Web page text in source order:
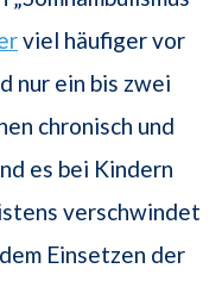
viel häufiger vor
nur ein bis zwei
chronisch und
es bei Kindern
verschwindet
Einsetzen der